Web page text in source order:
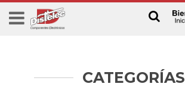
CATEGORÍAS